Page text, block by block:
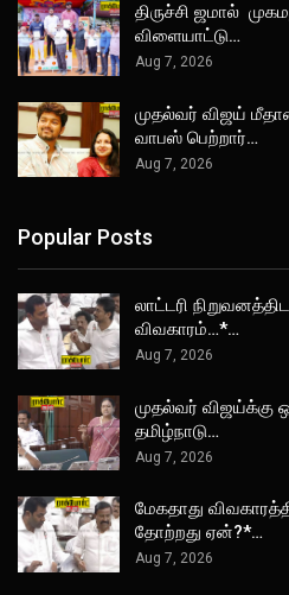
திருச்சி ஜமால்
விளையாட்டு…
Aug 7, 2026
முதல்வர் விஜய்
வாபஸ் பெற்றார்…
Aug 7, 2026
Popular Posts
லாட்டரி
விவகாரம்…*…
Aug 7, 2026
முதல்வர் விஜய்க்கு
தமிழ்நாடு…
Aug 7, 2026
மேகதாது
தோற்றது ஏன்?*…
Aug 7, 2026